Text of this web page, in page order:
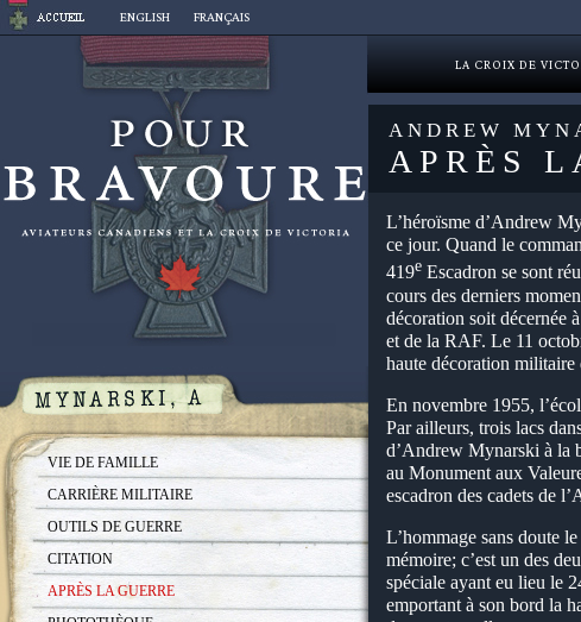
Aller
au
contenu
ENGLISH FRANÇAIS
VIE DE FAMILLE
CARRIÈRE MILITAIRE
OUTILS DE GUERRE
CITATION
APRÈS LA GUERRE
LA CROIX DE
ANDREW
APRÈS
L’héroïsme d’Andrew
ce jour. Quand le
419e Escadron se sont
cours des derniers
décoration soit décernée
et de la RAF. Le 11
haute décoration militaire
En novembre 1955,
Par ailleurs, trois lacs
d’Andrew Mynarski à la
au Monument aux
escadron des cadets de
L’hommage sans doute
mémoire; c’est un des
spéciale ayant eu lieu le
emportant à son bord la